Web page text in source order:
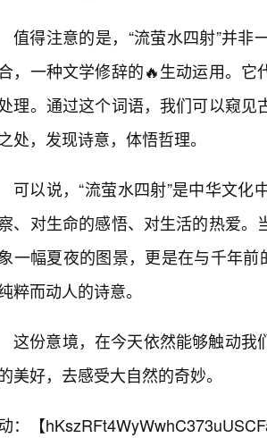
值得注意的是，“流萤水四射”并
，一种文学修辞的🔥生动运用。
理。通过这个词语，我们可以窥
处，发现诗意，体悟哲理。
可以说，“流萤水四射”是中华文
、对生命的感悟、对生活的热爱
一幅夏夜的图景，更是在与千年
粹而动人的诗意。
这份意境，在今天依然能够触动我
美好，去感受大自然的奇妙。
：【